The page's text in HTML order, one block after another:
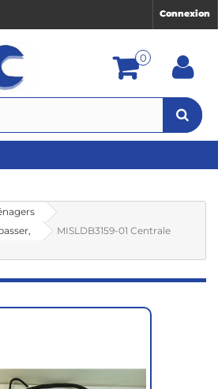
Connexion
0
MISLDB3159-01 Centrale